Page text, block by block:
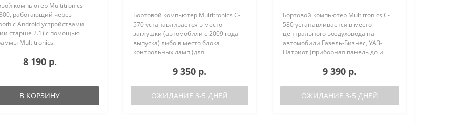
компьютер Multitronics
работающий через
с Android устройствами
старше 2.1) с помощью
Multitronics.
с диагностическими
Автономная работа..
8 190 р.
В КОРЗИНУ
Бортовой компьютер Multitronics C-
570 устанавливается в место
заглушки (автомобили с 2009 года
выпуска) либо в место блока
контрольных ламп (для
выпущенных с 08.2011 г.) с
дублированием его функций. На
автомобилях, выпущенных..
9 350 р.
ОЖИДАНИЕ 3-5 ДНЕЙ
Бортовой компьютер Multitronics C-
580 устанавливается в место
центрального воздуховода на
автомобили Газель-Бизнес, УАЗ-
Патриот (приборная панель до и
характеристики Голосовое
оповещение Поддержка двух баков
(подключ..
9 390 р.
ОЖИДАНИЕ 3-5 ДНЕЙ